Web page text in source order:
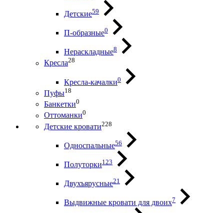
Детские59
П-образные0
Нераскладные8
Кресла28
Кресла-качалки0
Пуфы18
Банкетки0
Оттоманки0
Детские кровати228
Односпальные56
Полуторки123
Двухъярусные21
Выдвижные кровати для двоих7